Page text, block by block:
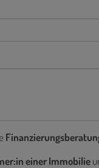
einer Immobilie